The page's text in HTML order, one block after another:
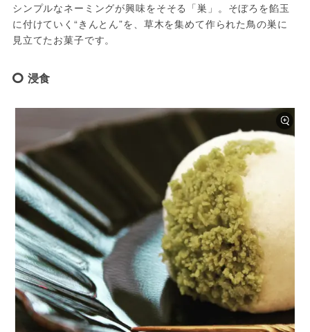
シンプルなネーミングが興味をそそる「巣」。そぼろを餡玉
に付けていく“きんとん”を、草木を集めて作られた鳥の巣に
見立てたお菓子です。
浸食